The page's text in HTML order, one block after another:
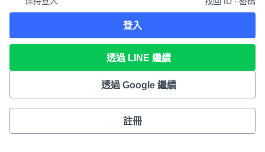
登入
透過 LINE 繼續
透過 Google 繼續
註冊